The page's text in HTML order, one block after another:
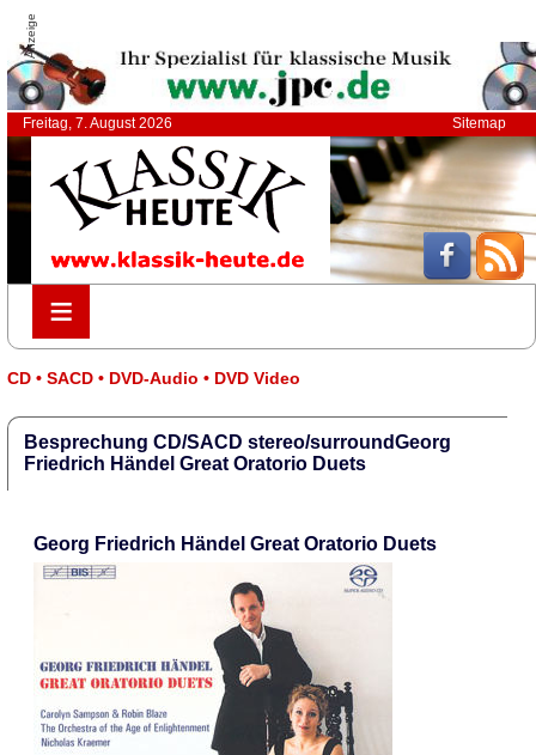
Anzeige
Freitag, 7. August 2026 Sitemap
≡
≡
CD • SACD • DVD-Audio • DVD Video
Besprechung CD/SACD stereo/surroundGeorg
Friedrich Händel Great Oratorio Duets
Georg Friedrich Händel Great Oratorio Duets